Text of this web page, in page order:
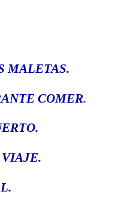
MALETAS.
COMER.
.
VIAJE.
.